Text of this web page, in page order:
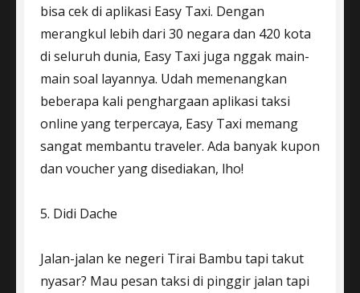
bisa cek di aplikasi Easy Taxi. Dengan
merangkul lebih dari 30 negara dan 420 kota
di seluruh dunia, Easy Taxi juga nggak main-
main soal layannya. Udah memenangkan
beberapa kali penghargaan aplikasi taksi
online yang terpercaya, Easy Taxi memang
sangat membantu traveler. Ada banyak kupon
dan voucher yang disediakan, lho!
5. Didi Dache
Jalan-jalan ke negeri Tirai Bambu tapi takut
nyasar? Mau pesan taksi di pinggir jalan tapi